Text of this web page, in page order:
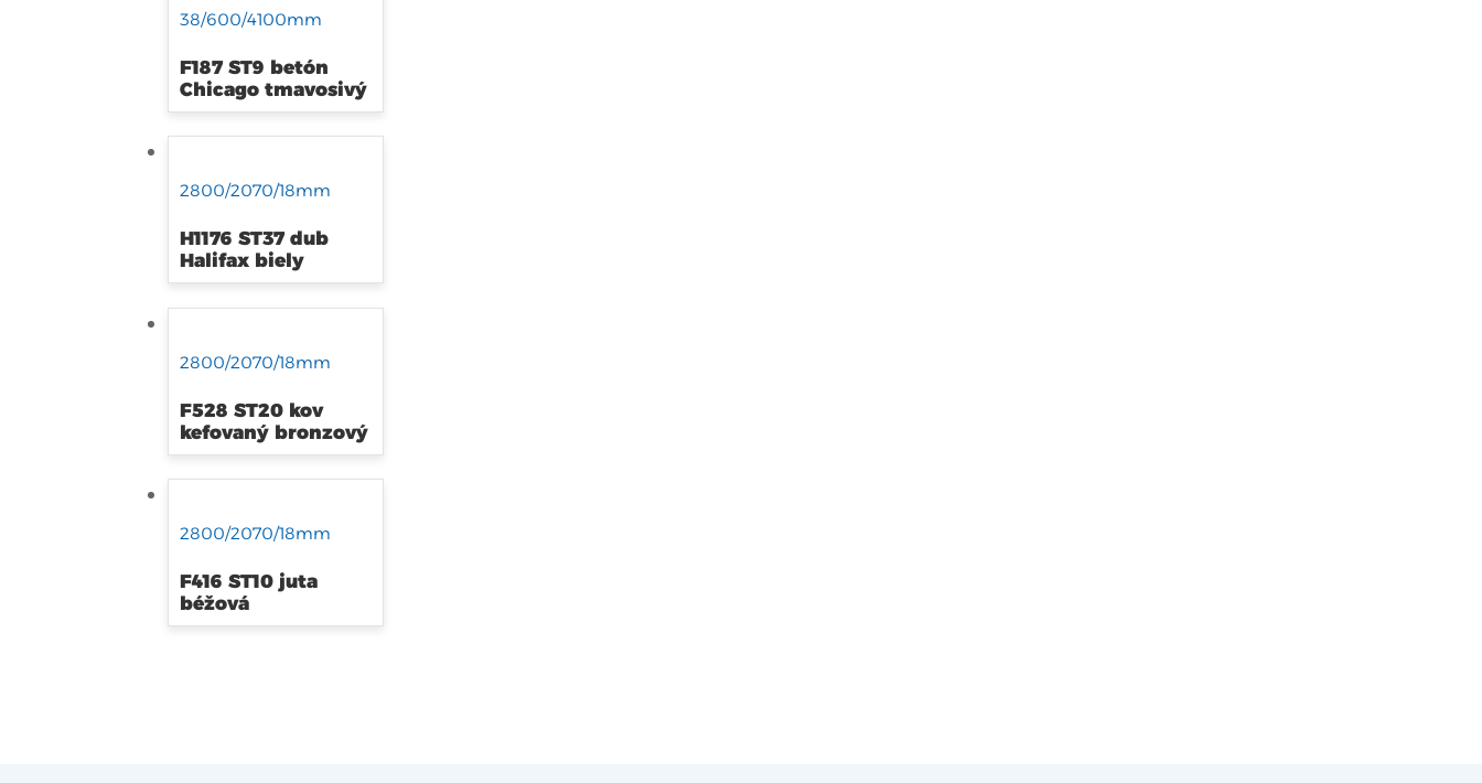
38/600/4100mm
F187 ST9 betón
Chicago tmavosivý
2800/2070/18mm
H1176 ST37 dub
Halifax biely
2800/2070/18mm
F528 ST20 kov
kefovaný bronzový
2800/2070/18mm
F416 ST10 juta
béžová